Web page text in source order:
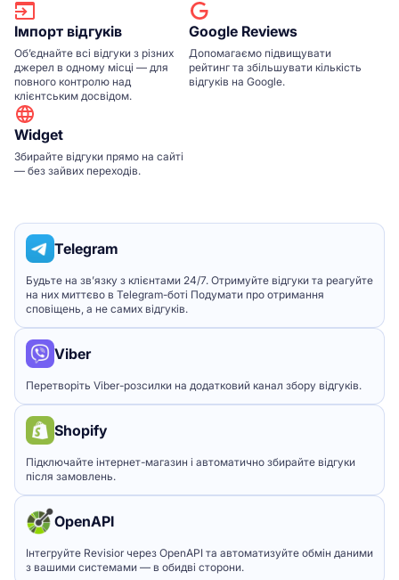
Імпорт відгуків
Об’єднайте всі відгуки з різних
джерел в одному місці — для
повного контролю над
клієнтським досвідом.
Google Reviews
Допомагаємо підвищувати
рейтинг та збільшувати кількість
відгуків на Google.
Widget
Збирайте відгуки прямо на сайті
— без зайвих переходів.
Telegram
Будьте на зв’язку з клієнтами 24/7. Отримуйте відгуки та реагуйте
на них миттєво в Telegram-боті Подумати про отримання
сповіщень, а не самих відгуків.
Viber
Перетворіть Viber-розсилки на додатковий канал збору відгуків.
Shopify
Підключайте інтернет-магазин і автоматично збирайте відгуки
після замовлень.
OpenAPI
Інтегруйте Revisior через OpenAPI та автоматизуйте обмін даними
з вашими системами — в обидві сторони.